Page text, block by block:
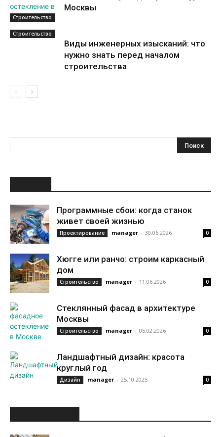
Строительство
Москвы
Строительство
Виды инженерных изысканий: что
нужно знать перед началом
строительства
Программные сбои: когда станок
живет своей жизнью
Проектирование manager - 30.06.2026 0
Хюгге или ранчо: строим каркасный
дом
Строительство manager - 11.06.2026 0
Стеклянный фасад в архитектуре
Москвы
Строительство manager - 05.02.2026 0
Ландшафтный дизайн: красота
круглый год
Дизайн manager - 25.10.2025 0